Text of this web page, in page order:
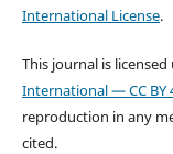
International License.
This journal is licensed
International — CC BY
reproduction in any
cited.